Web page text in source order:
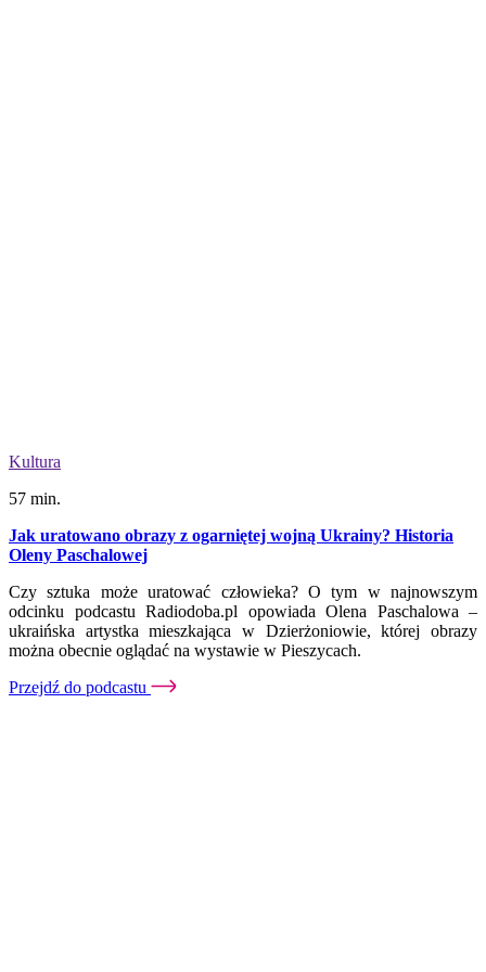
Kultura
57 min.
Jak uratowano obrazy z ogarniętej wojną Ukrainy? Historia
Oleny Paschalowej
Czy sztuka może uratować człowieka? O tym w najnowszym
odcinku podcastu Radiodoba.pl opowiada Olena Paschalowa –
ukraińska artystka mieszkająca w Dzierżoniowie, której obrazy
można obecnie oglądać na wystawie w Pieszycach.
Przejdź do podcastu